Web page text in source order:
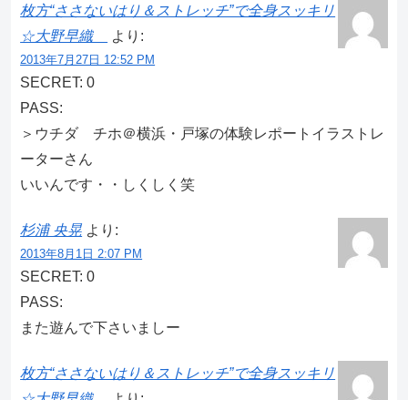
枚方“ささないはり＆ストレッチ”で全身スッキリ
☆大野早織
より:
2013年7月27日 12:52 PM
SECRET: 0
PASS:
＞ウチダ チホ＠横浜・戸塚の体験レポートイラストレ
ーターさん
いいんです・・しくしく笑
杉浦 央晃 より:
2013年8月1日 2:07 PM
SECRET: 0
PASS:
また遊んで下さいましー
枚方“ささないはり＆ストレッチ”で全身スッキリ